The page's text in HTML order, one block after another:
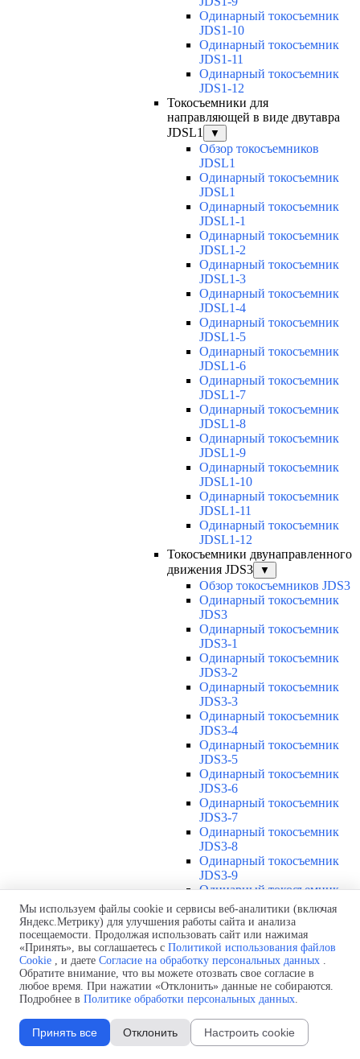
Одинарный токосъемник
JDS1-10
Одинарный токосъемник
JDS1-11
Одинарный токосъемник
JDS1-12
Токосъемники для
направляющей в виде двутавра
JDSL1
▼
Обзор токосъемников
JDSL1
Одинарный токосъемник
JDSL1
Одинарный токосъемник
JDSL1-1
Одинарный токосъемник
JDSL1-2
Одинарный токосъемник
JDSL1-3
Одинарный токосъемник
JDSL1-4
Одинарный токосъемник
JDSL1-5
Одинарный токосъемник
JDSL1-6
Одинарный токосъемник
JDSL1-7
Одинарный токосъемник
JDSL1-8
Одинарный токосъемник
JDSL1-9
Одинарный токосъемник
JDSL1-10
Одинарный токосъемник
JDSL1-11
Одинарный токосъемник
JDSL1-12
Токосъемники двунаправленного
движения JDS3
▼
Обзор токосъемников JDS3
Одинарный токосъемник
JDS3
Одинарный токосъемник
JDS3-1
Одинарный токосъемник
JDS3-2
Одинарный токосъемник
JDS3-3
Одинарный токосъемник
JDS3-4
Одинарный токосъемник
JDS3-5
Одинарный токосъемник
JDS3-6
Одинарный токосъемник
JDS3-7
Одинарный токосъемник
JDS3-8
Одинарный токосъемник
JDS3-9
Одинарный токосъемник
JDS3-10
Одинарный токосъемник
JDS3-11
Одинарный токосъемник
JDS3-12
Соединения U12 ▼
Защитная оболочка для
соединений U12
Стыковочное соединение U12
Подводы питания U12
▼
Мы используем файлы cookie и сервисы веб-аналитики (включая
Яндекс.Метрику) для улучшения работы сайта и анализа
посещаемости. Продолжая использовать сайт или нажимая
«Принять», вы соглашаетесь с Политикой использования файлов
Cookie , и даете Согласие на обработку персональных данных .
Обратите внимание, что вы можете отозвать свое согласие в
любое время. При нажатии «Отклонить» данные не собираются.
Подробнее в Политике обработки персональных данных.
Принять все Отклонить Настроить cookie